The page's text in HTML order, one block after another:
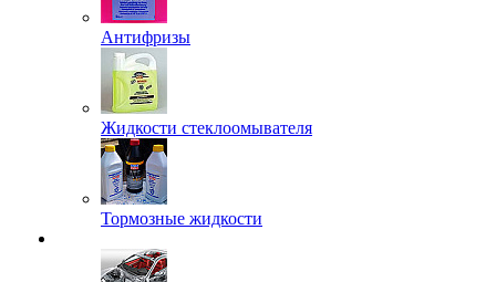
Антифризы
Жидкости стеклоомывателя
Тормозные жидкости